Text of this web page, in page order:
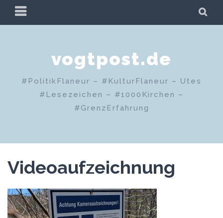
Zum
PRIMÄRES
MENÜ
vogtpost.de
#PolitikFlaneur – #KulturFlaneur – Utes
#Lesezeichen – #1000Kirchen –
#GrenzErfahrung
Videoaufzeichnung